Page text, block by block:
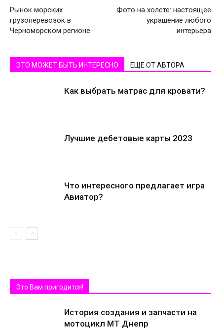
Рынок морских
грузоперевозок в
Черноморском регионе
Фото на холсте: настоящее
украшение любого
интерьера
ЭТО МОЖЕТ БЫТЬ ИНТЕРЕСНО ЕЩЕ ОТ АВТОРА
Как выбрать матрас для кровати?
Лучшие дебетовые карты 2023
Что интересного предлагает игра
Авиатор?
Это Вам пригодится!
История создания и запчасти на
мотоцикл МТ Днепр